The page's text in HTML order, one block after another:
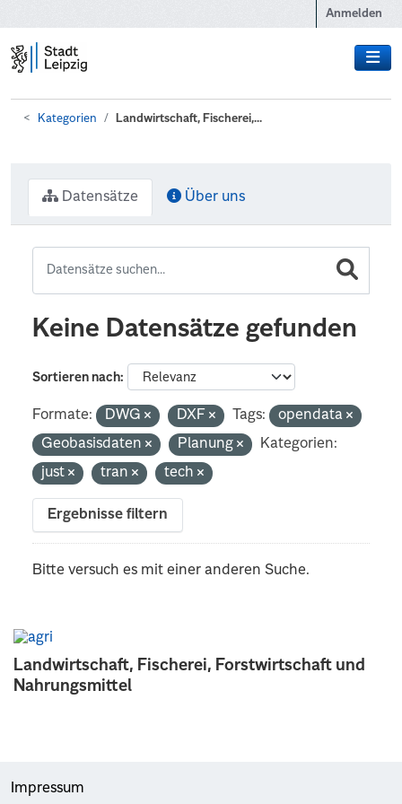
Anmelden
Kategorien Landwirtschaft, Fischerei,...
Landwirtschaft, Fischerei, Forstwirtschaft und
Nahrungsmittel
Datensätze Über uns
Keine Datensätze gefunden
Sortieren nach
Formate: DWG DXF Tags:
opendata
Geobasisdaten
Planung
Kategorien:
just
tran tech
Ergebnisse filtern
Bitte versuch es mit einer anderen Suche.
Impressum